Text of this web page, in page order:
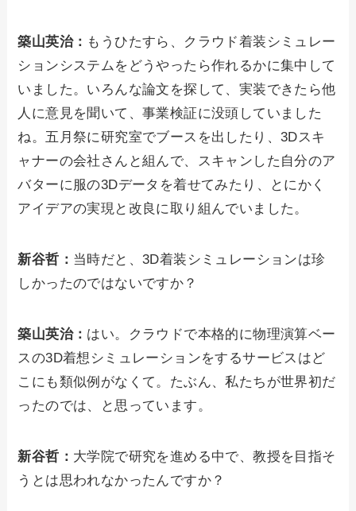
築山英治： もうひたすら、クラウド着装シミュレー
ションシステムをどうやったら作れるかに集中して
いました。いろんな論文を探して、実装できたら他
人に意見を聞いて、事業検証に没頭していました
ね。五月祭に研究室でブースを出したり、3Dスキ
ャナーの会社さんと組んで、スキャンした自分のア
バターに服の3Dデータを着せてみたり、とにかく
アイデアの実現と改良に取り組んでいました。
新谷哲： 当時だと、3D着装シミュレーションは珍
しかったのではないですか？
築山英治： はい。クラウドで本格的に物理演算ベー
スの3D着想シミュレーションをするサービスはど
こにも類似例がなくて。たぶん、私たちが世界初だ
ったのでは、と思っています。
新谷哲： 大学院で研究を進める中で、教授を目指そ
うとは思われなかったんですか？